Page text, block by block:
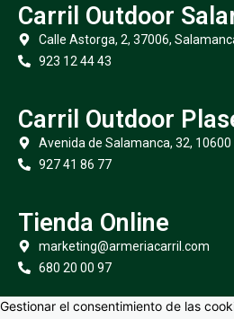
Carril Outdoor
Calle Astorga, 2, 37006,
923 12 44 43
Carril Outdoor
Avenida de Salamanca, 32,
927 41 86 77
Tienda Online
marketing@armeriacarril.com
680 20 00 97
Gestionar el consentimiento de las